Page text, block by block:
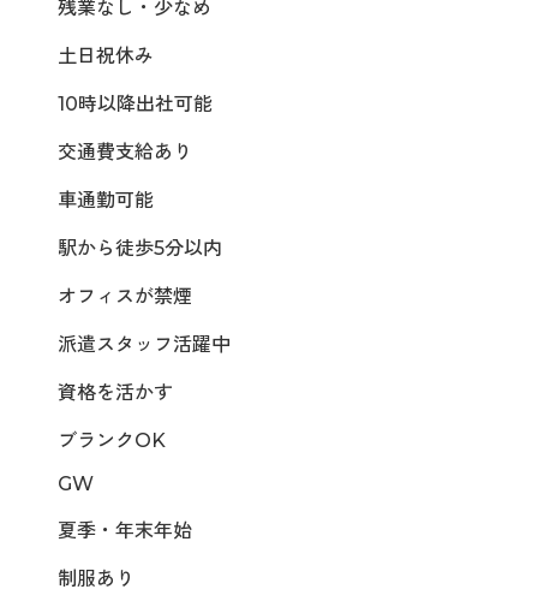
残業なし・少なめ
土日祝休み
10時以降出社可能
交通費支給あり
車通勤可能
駅から徒歩5分以内
オフィスが禁煙
派遣スタッフ活躍中
資格を活かす
ブランクOK
GW
夏季・年末年始
制服あり